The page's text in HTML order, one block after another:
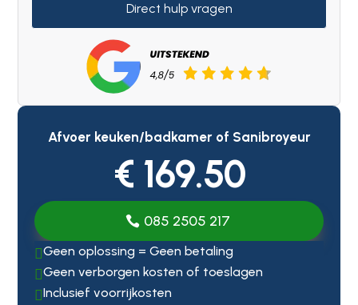
Direct hulp vragen
Afvoer keuken/badkamer of Sanibroyeur
€ 169.50
085 2505 217
Geen oplossing = Geen betaling
Geen verborgen kosten of toeslagen
Inclusief voorrijkosten